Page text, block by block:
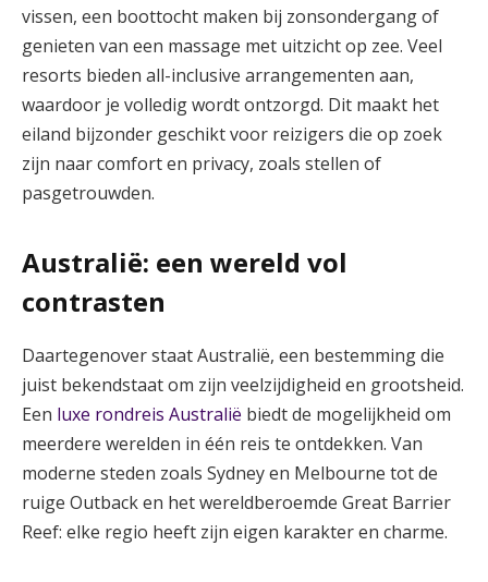
vissen, een boottocht maken bij zonsondergang of
genieten van een massage met uitzicht op zee. Veel
resorts bieden all-inclusive arrangementen aan,
waardoor je volledig wordt ontzorgd. Dit maakt het
eiland bijzonder geschikt voor reizigers die op zoek
zijn naar comfort en privacy, zoals stellen of
pasgetrouwden.
Australië: een wereld vol
contrasten
Daartegenover staat Australië, een bestemming die
juist bekendstaat om zijn veelzijdigheid en grootsheid.
Een luxe rondreis Australië biedt de mogelijkheid om
meerdere werelden in één reis te ontdekken. Van
moderne steden zoals Sydney en Melbourne tot de
ruige Outback en het wereldberoemde Great Barrier
Reef: elke regio heeft zijn eigen karakter en charme.